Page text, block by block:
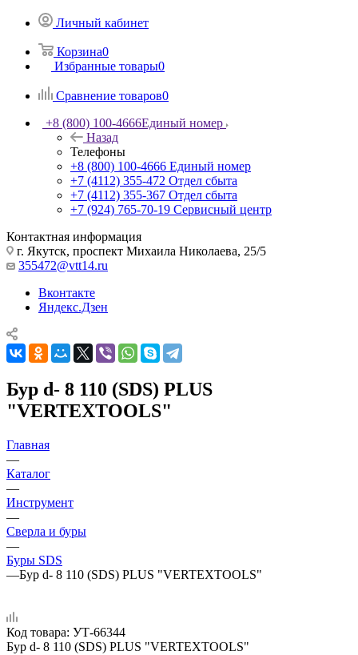
Личный кабинет
Корзина0
Избранные товары0
Сравнение товаров0
+8 (800) 100-4666Единый номер
Назад
Телефоны
+8 (800) 100-4666 Единый номер
+7 (4112) 355-472 Отдел сбыта
+7 (4112) 355-367 Отдел сбыта
+7 (924) 765-70-19 Сервисный центр
Контактная информация
г. Якутск, проспект Михаила Николаева, 25/5
355472@vtt14.ru
Вконтакте
Яндекс.Дзен
Бур d- 8 110 (SDS) PLUS
"VERTEXTOOLS"
Главная
—
Каталог
—
Инструмент
—
Сверла и буры
—
Буры SDS
—Бур d- 8 110 (SDS) PLUS "VERTEXTOOLS"
Код товара: УТ-66344
Бур d- 8 110 (SDS) PLUS "VERTEXTOOLS"